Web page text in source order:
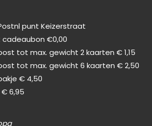
punt Keizerstraat
cadeaubon €0,00
tot max. gewicht 2 kaarten € 1,15
tot max. gewicht 6 kaarten € 2,50
€ 4,50
6,95